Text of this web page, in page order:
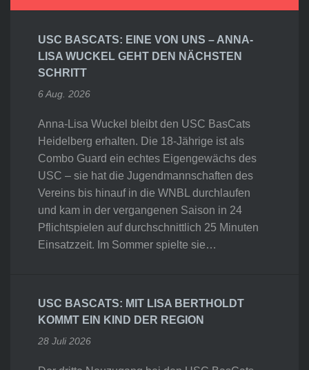
USC BASCATS: EINE VON UNS – ANNA-
LISA WUCKEL GEHT DEN NÄCHSTEN
SCHRITT
6 Aug. 2026
Anna-Lisa Wuckel bleibt den USC BasCats
Heidelberg erhalten. Die 18-Jährige ist als
Combo Guard ein echtes Eigengewächs des
USC – sie hat die Jugendmannschaften des
Vereins bis hinauf in die WNBL durchlaufen
und kam in der vergangenen Saison in 24
Pflichtspielen auf durchschnittlich 25 Minuten
Einsatzzeit. Im Sommer spielte sie…
USC BASCATS: MIT LISA BERTHOLDT
KOMMT EIN KIND DER REGION
28 Juli 2026